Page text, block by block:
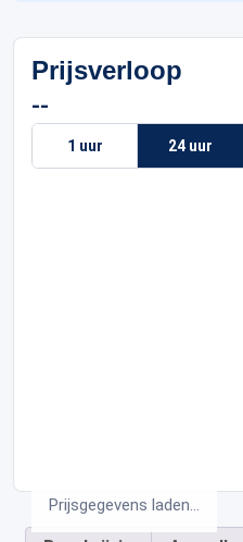
Prijsverloop
--
1 uur 24 uur
Prijsgegevens laden...